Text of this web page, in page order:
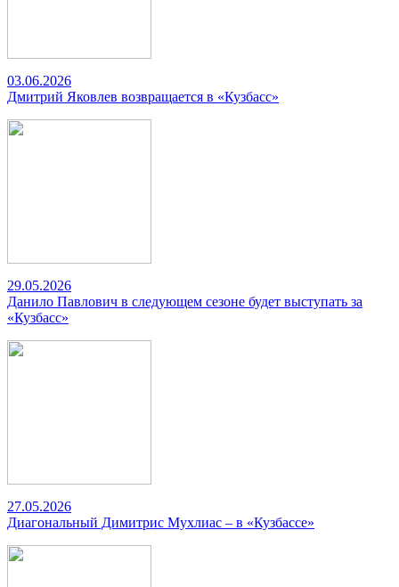
03.06.2026
Дмитрий Яковлев возвращается в «Кузбасс»
29.05.2026
Данило Павлович в следующем сезоне будет выступать за
«Кузбасс»
27.05.2026
Диагональный Димитрис Мухлиас – в «Кузбассе»